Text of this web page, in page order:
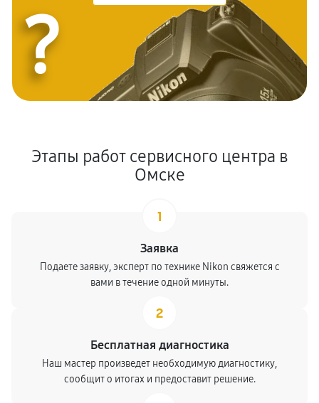
?
Этапы работ сервисного центра в
Омске
1
Заявка
Подаете заявку, эксперт по технике Nikon свяжется с
вами в течение одной минуты.
2
Бесплатная диагностика
Наш мастер произведет необходимую диагностику,
сообщит о итогах и предоставит решение.